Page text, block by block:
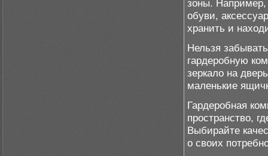
зоны. Например,
обуви,
хранить и
Нельзя
гардеробную
зеркало на
маленькие
Гардеробная
пространство,
Выбирайте
о своих